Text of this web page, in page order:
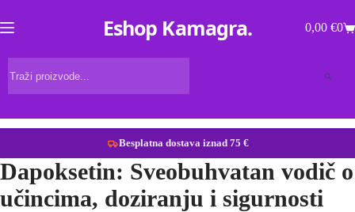
Besplatna dostava iznad 75 €
Eshop Kamagra 0,00 €0
Dapoksetin: Sveobuhvatan vodič o
učincima, doziranju i sigurnosti